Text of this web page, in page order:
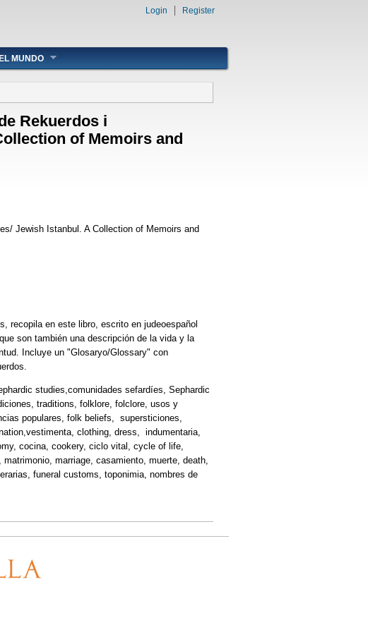
Login Register
MUNDO
Rekuerdos i
of Memoirs and
Jewish Istanbul. A Collection of Memoirs and
recopila en este libro, escrito en judeoespañol
son también una descripción de la vida y la
Incluye un "Glosaryo/Glossary" con
studies,comunidades sefardíes, Sephardic
traditions, folklore, folclore, usos y
populares, folk beliefs, supersticiones,
clothing, dress, indumentaria,
cocina, cookery, ciclo vital, cycle of life,
marriage, casamiento, muerte, death,
funeral customs, toponimia, nombres de